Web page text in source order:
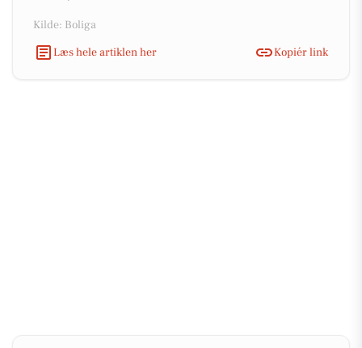
Kilde: Boliga
Læs hele artiklen her
Kopiér link